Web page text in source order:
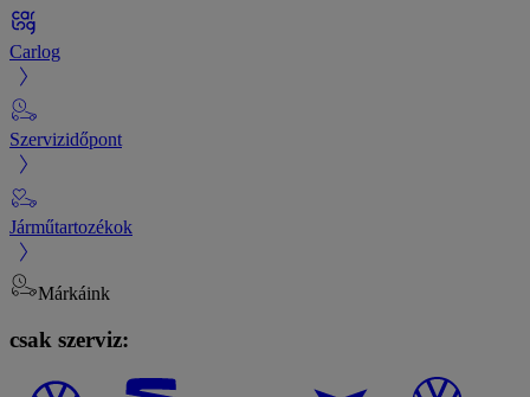
Carlog
Szervizidőpont
Járműtartozékok
Márkáink
csak szerviz: